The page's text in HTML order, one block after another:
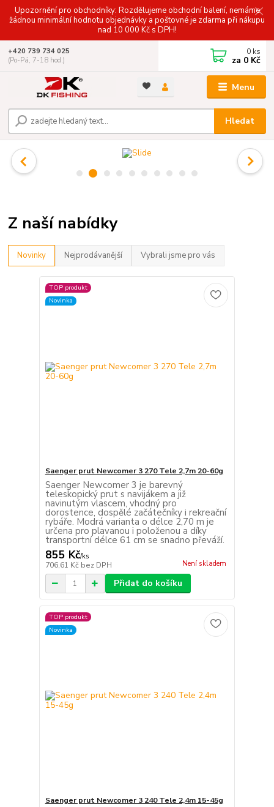
Upozornění pro obchodníky: Rozdělujeme obchodní balení, nemáme
žádnou minimální hodnotu objednávky a poštovné je zdarma při nákupu
nad 10 000 Kč s DPH!
Menu
Hledat
+420 739 734 025
(Po-Pá, 7-18 hod.)
0 ks
za 0 Kč
Z naší nabídky
Novinky Nejprodávanější Vybrali jsme pro vás
TOP produkt
Novinka
Saenger prut Newcomer 3 270 Tele 2,7m 20-60g
Saenger Newcomer 3 je barevný
teleskopický prut s navijákem a již
navinutým vlascem, vhodný pro
dorostence, dospělé začátečníky i rekreační
rybáře. Modrá varianta o délce 2,70 m je
určena pro plavanou i položenou a díky
transportní délce 61 cm se snadno převáží.
855 Kč/ks
706,61 Kč bez DPH Není skladem
Přidat do košíku
TOP produkt
Novinka
Saenger prut Newcomer 3 240 Tele 2,4m 15-45g